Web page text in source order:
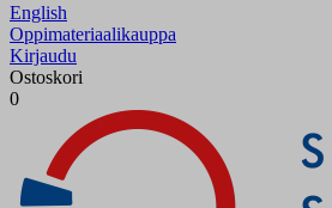
English
Oppimateriaalikauppa
Kirjaudu
Ostoskori
0